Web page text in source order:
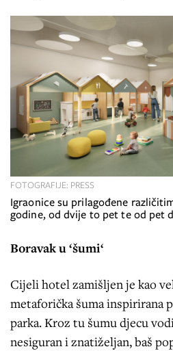
Igraonice su prilagođene
godine, od dvije to pet te od pet
FOTOGRAFIJE: PRESS
Boravak u ‘šumi‘
Cijeli hotel zamišljen je kao
metaforička šuma inspirirana
parka. Kroz tu šumu djecu
nesiguran i znatiželjan, baš